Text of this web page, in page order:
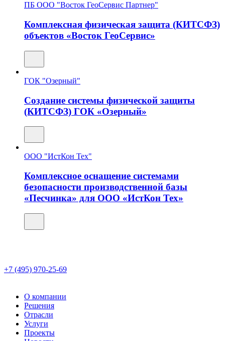
ПБ ООО "Восток ГеоСервис Партнер"
Комплексная физическая защита (КИТСФЗ)
объектов «Восток ГеоСервис»
ГОК "Озерный"
Создание системы физической защиты
(КИТСФЗ) ГОК «Озерный»
ООО "ИстКон Тех"
Комплексное оснащение системами
безопасности производственной базы
«Песчинка» для ООО «ИстКон Тех»
+7 (495) 970-25-69
О компании
Решения
Отрасли
Услуги
Проекты